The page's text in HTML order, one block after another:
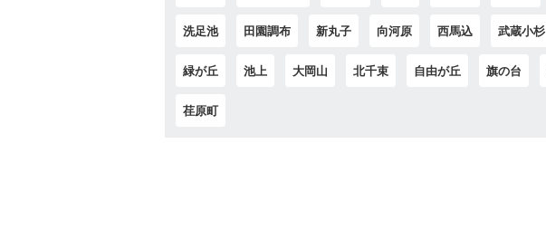
洗足池 田園調布 新丸子 向河原 西馬込 武蔵小杉
緑が丘 池上 大岡山 北千束 自由が丘 旗の台
荏原町